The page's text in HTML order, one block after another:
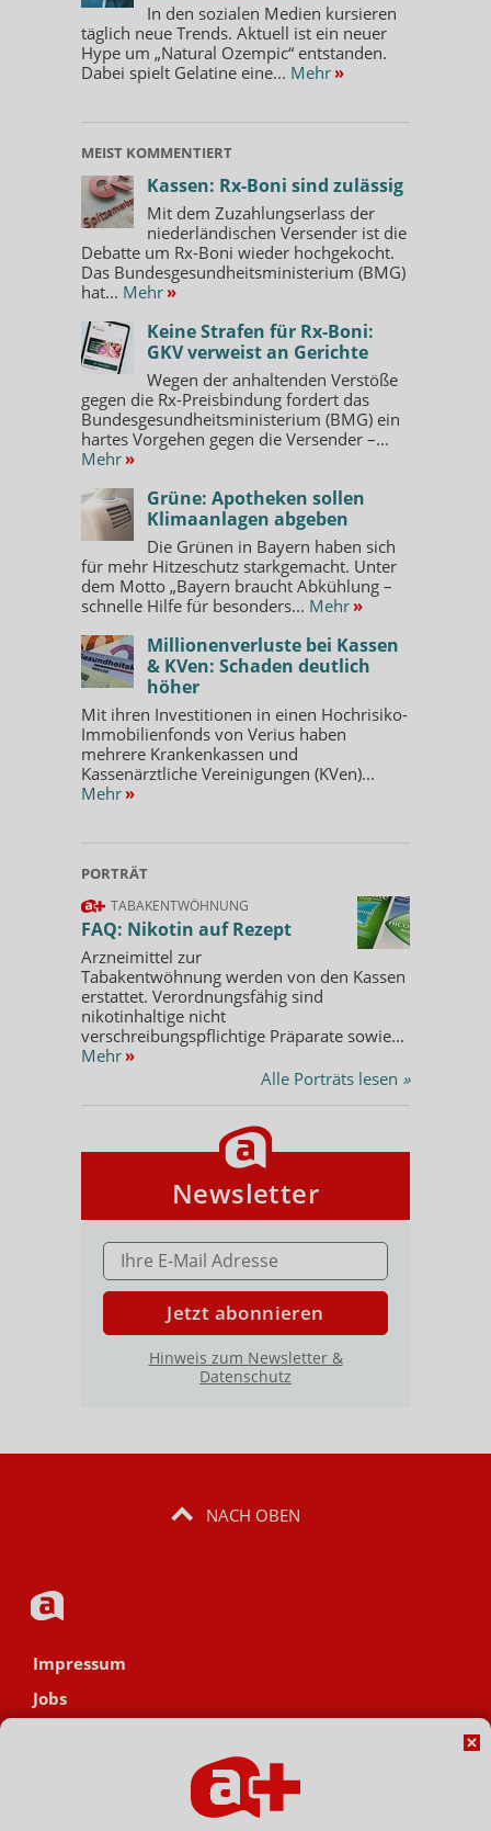
In den sozialen Medien kursieren
täglich neue Trends. Aktuell ist ein neuer
Hype um „Natural Ozempic“ entstanden.
Dabei spielt Gelatine eine... Mehr »
MEIST KOMMENTIERT
Kassen: Rx-Boni sind zulässig
Mit dem Zuzahlungserlass der
niederländischen Versender ist die
Debatte um Rx-Boni wieder hochgekocht.
Das Bundesgesundheitsministerium (BMG)
hat... Mehr »
Keine Strafen für Rx-Boni:
GKV verweist an Gerichte
Wegen der anhaltenden Verstöße
gegen die Rx-Preisbindung fordert das
Bundesgesundheitsministerium (BMG) ein
hartes Vorgehen gegen die Versender –...
Mehr »
Grüne: Apotheken sollen
Klimaanlagen abgeben
Die Grünen in Bayern haben sich
für mehr Hitzeschutz starkgemacht. Unter
dem Motto „Bayern braucht Abkühlung –
schnelle Hilfe für besonders... Mehr »
Millionenverluste bei Kassen
& KVen: Schaden deutlich
höher
Mit ihren Investitionen in einen Hochrisiko-
Immobilienfonds von Verius haben
mehrere Krankenkassen und
Kassenärztliche Vereinigungen (KVen)...
Mehr »
PORTRÄT
TABAKENTWÖHNUNG
FAQ: Nikotin auf Rezept
Arzneimittel zur
Tabakentwöhnung werden von den Kassen
erstattet. Verordnungsfähig sind
nikotinhaltige nicht
verschreibungspflichtige Präparate sowie...
Mehr »
Alle Porträts lesen »
Newsletter
E-MAIL ADRESSE
Jetzt abonnieren
Hinweis zum Newsletter &
Datenschutz
NACH OBEN
Impressum
Jobs